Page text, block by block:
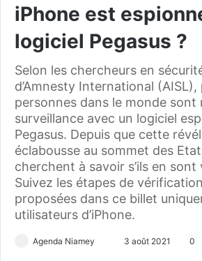
iPhone est
logiciel Pegasus ?
Selon les chercheurs en
d’Amnesty International
personnes dans le monde sont
surveillance avec un logiciel
Pegasus. Depuis que cette
éclabousse au sommet des
cherchent à savoir s’ils en sont
Suivez les étapes de
proposées dans ce billet
utilisateurs d’iPhone.
Agenda Niamey 3 août 2021 0